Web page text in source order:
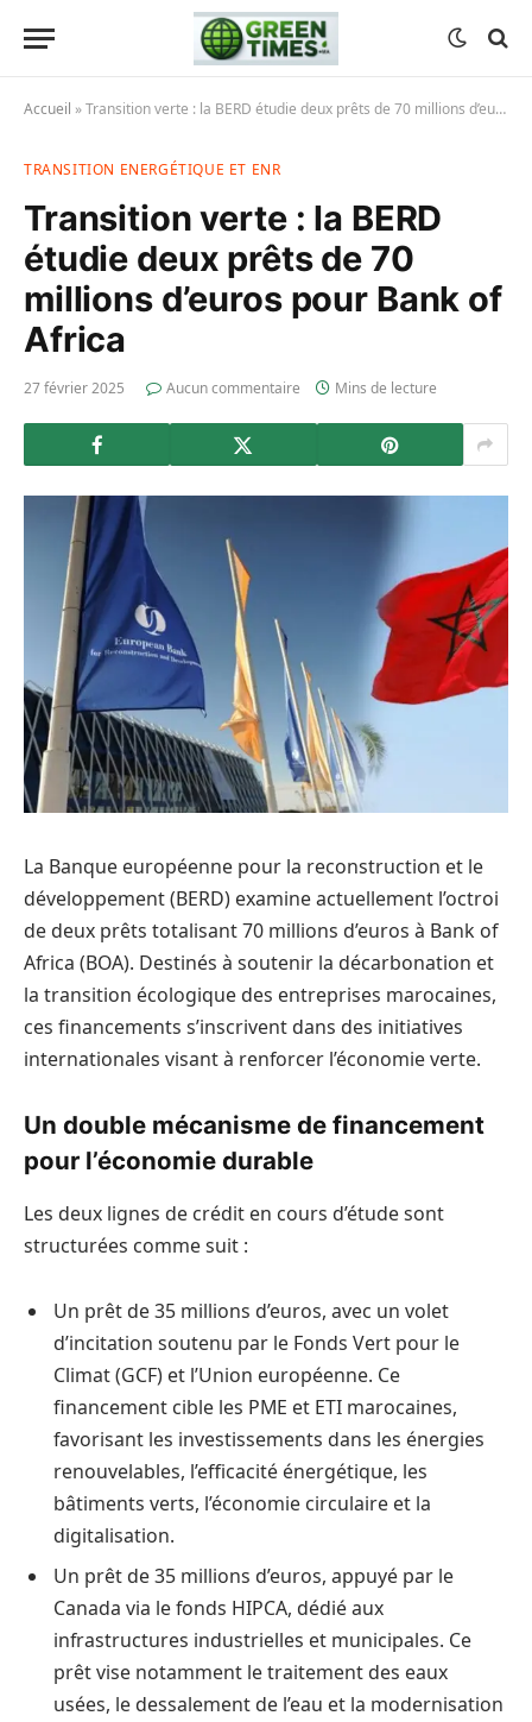
Accueil »Transition verte : la BERD étudie deux prêts de 70 millions d’euros pour Bank of Africa
TRANSITION ENERGÉTIQUE ET ENR
Transition verte : la BERD
étudie deux prêts de 70
millions d’euros pour Bank of
Africa
27 février 2025 Aucun commentaire Mins de lecture
La Banque européenne pour la reconstruction et le
développement (BERD) examine actuellement l’octroi
de deux prêts totalisant 70 millions d’euros à Bank of
Africa (BOA). Destinés à soutenir la décarbonation et
la transition écologique des entreprises marocaines,
ces financements s’inscrivent dans des initiatives
internationales visant à renforcer l’économie verte.
Un double mécanisme de financement
pour l’économie durable
Les deux lignes de crédit en cours d’étude sont
structurées comme suit :
Un prêt de 35 millions d’euros, avec un volet
d’incitation soutenu par le Fonds Vert pour le
Climat (GCF) et l’Union européenne. Ce
financement cible les PME et ETI marocaines,
favorisant les investissements dans les énergies
renouvelables, l’efficacité énergétique, les
bâtiments verts, l’économie circulaire et la
digitalisation.
Un prêt de 35 millions d’euros, appuyé par le
Canada via le fonds HIPCA, dédié aux
infrastructures industrielles et municipales. Ce
prêt vise notamment le traitement des eaux
usées, le dessalement de l’eau et la modernisation